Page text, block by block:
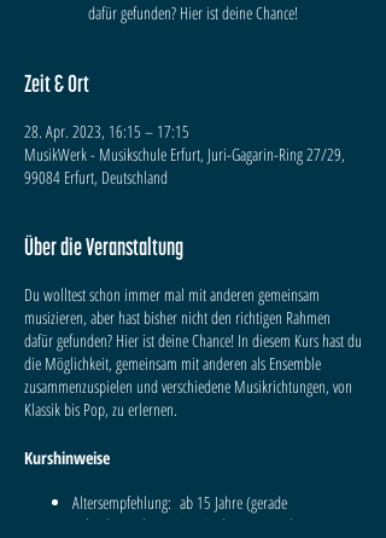
dafür gefunden? Hier ist deine Chance!
Zeit & Ort
28. Apr. 2023, 16:15 – 17:15
MusikWerk - Musikschule Erfurt, Juri-Gagarin-Ring 27/29,
99084 Erfurt, Deutschland
Über die Veranstaltung
Du wolltest schon immer mal mit anderen gemeinsam
musizieren, aber hast bisher nicht den richtigen Rahmen
dafür gefunden? Hier ist deine Chance! In diesem Kurs hast du
die Möglichkeit, gemeinsam mit anderen als Ensemble
zusammenzuspielen und verschiedene Musikrichtungen, von
Klassik bis Pop, zu erlernen.
Kurshinweise
Altersempfehlung: ab 15 Jahre (gerade
Kalenderwochen), 8 - 14 Jahre (ungerade